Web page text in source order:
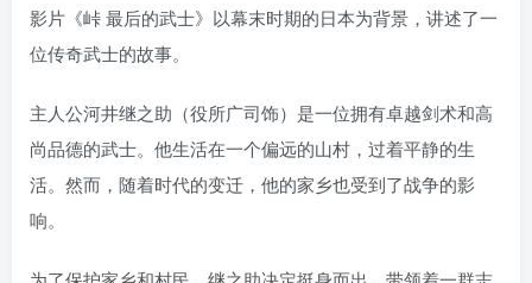
影片《峠 最后的武士》以幕末时期的日本为背景，讲述了一
位传奇武士的故事。
主人公河井继之助（役所广司饰）是一位拥有卓越剑术和高
尚品德的武士。他生活在一个偏远的山村，过着平静的生
活。然而，随着时代的变迁，他的家乡也受到了战争的影
响。